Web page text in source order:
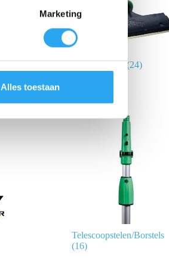
Marketing
Alles toestaan
(24)
Telescoopstelen/Borstels
(16)